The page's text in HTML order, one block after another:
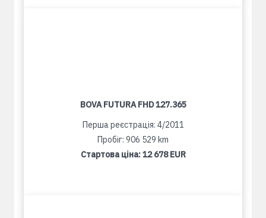
BOVA FUTURA FHD 127.365
Перша реєстрація: 4/2011
Пробіг: 906 529 km
Стартова ціна:12 678 EUR